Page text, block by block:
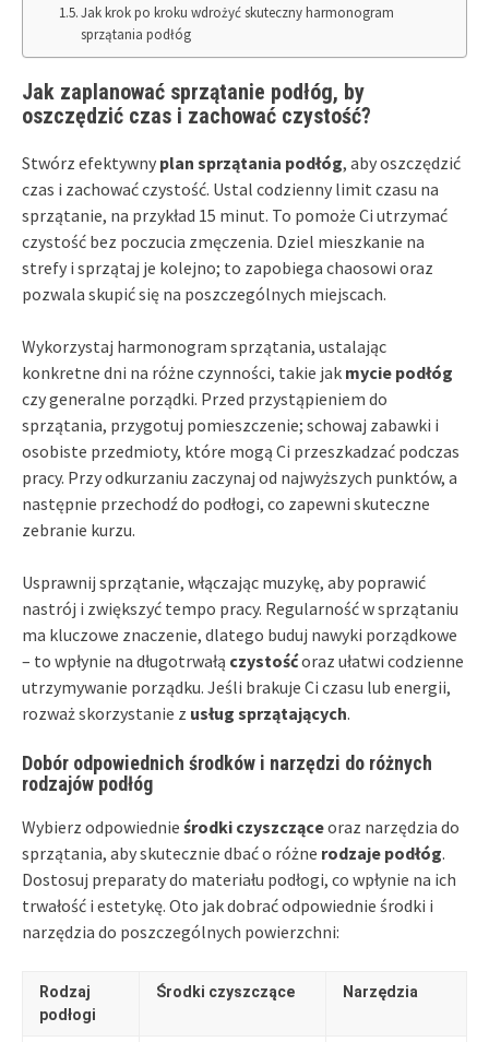
Jak krok po kroku wdrożyć skuteczny harmonogram
sprzątania podłóg
Jak zaplanować sprzątanie podłóg, by
oszczędzić czas i zachować czystość?
Stwórz efektywny plan sprzątania podłóg, aby oszczędzić
czas i zachować czystość. Ustal codzienny limit czasu na
sprzątanie, na przykład 15 minut. To pomoże Ci utrzymać
czystość bez poczucia zmęczenia. Dziel mieszkanie na
strefy i sprzątaj je kolejno; to zapobiega chaosowi oraz
pozwala skupić się na poszczególnych miejscach.
Wykorzystaj harmonogram sprzątania, ustalając
konkretne dni na różne czynności, takie jak mycie podłóg
czy generalne porządki. Przed przystąpieniem do
sprzątania, przygotuj pomieszczenie; schowaj zabawki i
osobiste przedmioty, które mogą Ci przeszkadzać podczas
pracy. Przy odkurzaniu zaczynaj od najwyższych punktów, a
następnie przechodź do podłogi, co zapewni skuteczne
zebranie kurzu.
Usprawnij sprzątanie, włączając muzykę, aby poprawić
nastrój i zwiększyć tempo pracy. Regularność w sprzątaniu
ma kluczowe znaczenie, dlatego buduj nawyki porządkowe
– to wpłynie na długotrwałą czystośćoraz ułatwi codzienne
utrzymywanie porządku. Jeśli brakuje Ci czasu lub energii,
rozważ skorzystanie z usług sprzątających.
Dobór odpowiednich środków i narzędzi do różnych
rodzajów podłóg
Wybierz odpowiednie środki czyszcząceoraz narzędzia do
sprzątania, aby skutecznie dbać o różne rodzaje podłóg.
Dostosuj preparaty do materiału podłogi, co wpłynie na ich
trwałość i estetykę. Oto jak dobrać odpowiednie środki i
narzędzia do poszczególnych powierzchni:
Rodzaj
podłogi
Środki czyszczące Narzędzia